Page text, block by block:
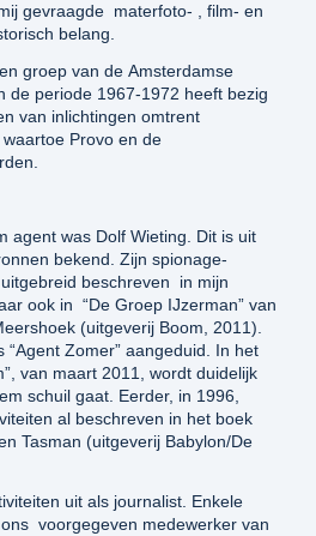
gevraagde materfoto- , film- en
belang.
groep van de Amsterdamse
de periode 1967-1972 heeft bezig
van inlichtingen omtrent
Provo en de
agent was Dolf Wieting. Dit is uit
bekend. Zijn spionage-
beschreven in mijn
ook in “De Groep IJzerman” van
(uitgeverij Boom, 2011).
“Agent Zomer” aangeduid. In het
van maart 2011, wordt duidelijk
schuil gaat. Eerder, in 1996,
al beschreven in het boek
Tasman (uitgeverij Babylon/De
uit als journalist. Enkele
voorgegeven medewerker van